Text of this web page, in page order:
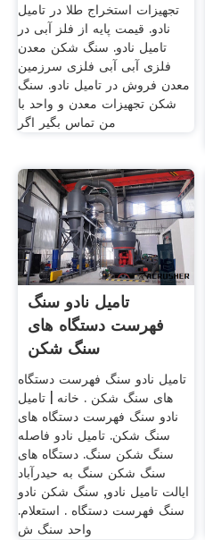
تجهیزات استخراج طلا در تامیل
نادو. قیمت پایه از فلز آبی در
تامیل نادو. سنگ شکن معدن
فلزی آبی آبی فلزی سرزمین
معدن فروش در تامیل نادو. سنگ
شکن تجهیزات معدن و واحد با
من تماس بگیر اگر
تامیل نادو سنگ
فهرست دستگاه های
سنگ شکن
تامیل نادو سنگ فهرست دستگاه
های سنگ شکن . خانه | تامیل
نادو سنگ فهرست دستگاه های
سنگ شکن. تامیل نادو فاصله
سنگ شکن سنگ. دستگاه های
سنگ شکن سنگ به حیدرآباد
ایالت تامیل نادو, سنگ شکن نادو
سنگ فهرست دستگاه . استعلام.
واحد سنگ ش